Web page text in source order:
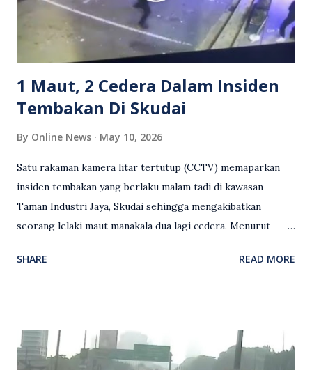
serta memuji pemandu Grab kerana campur tangan.
Sebahagian netizen turut meminta pihak berkuasa
mengambil tindakan tegas, manakala ada yang bersimpati
terhadap wanita dipercayai menjadi mangs...
1 Maut, 2 Cedera Dalam Insiden
Tembakan Di Skudai
By Online News May 10, 2026
Satu rakaman kamera litar tertutup (CCTV) memaparkan
insiden tembakan yang berlaku malam tadi di kawasan
Taman Industri Jaya, Skudai sehingga mengakibatkan
seorang lelaki maut manakala dua lagi cedera. Menurut
kejadian berlaku sekitar jam 11 malam dan pihak polis
hiburan di kawasan berkenaan. Seorang mangsa disahkan
meninggal dunia di lokasi kejadian akibat terkena tembakan,
SHARE READ MORE